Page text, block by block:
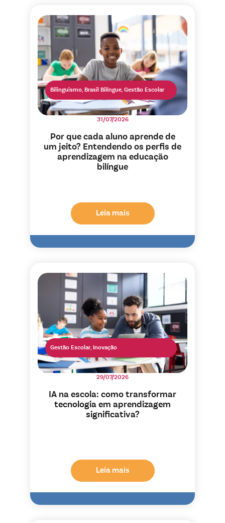
31/07/2026
Por que cada aluno aprende de
um jeito? Entendendo os perfis de
aprendizagem na educação
bilíngue
Bilinguismo, Brasil Bilíngue, Gestão Escolar
Leia mais
29/07/2026
IA na escola: como transformar
tecnologia em aprendizagem
significativa?
Gestão Escolar, Inovação
Leia mais